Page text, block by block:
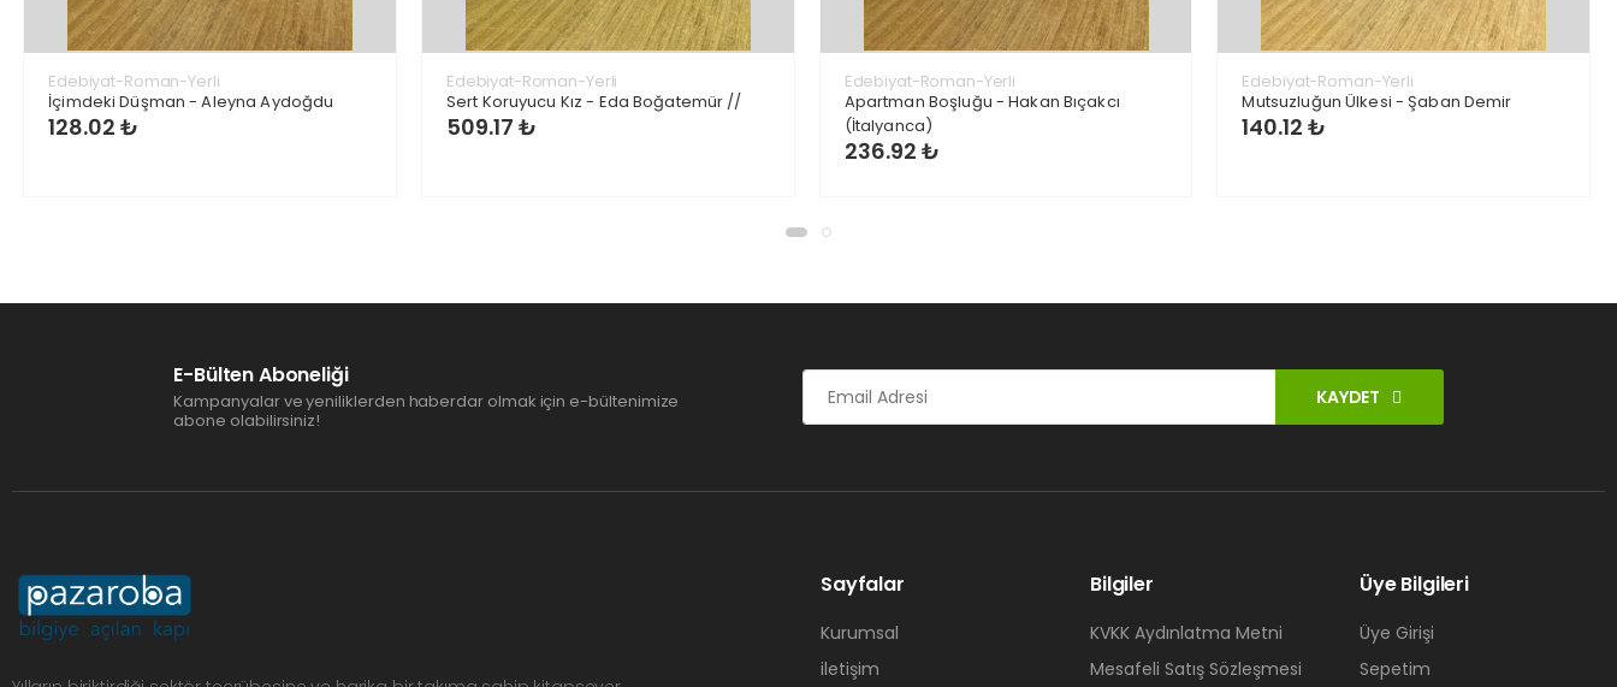
Edebiyat-Roman-Yerli
İçimdeki Düşman - Aleyna Aydoğdu
128.02 ₺
Edebiyat-Roman-Yerli
Sert Koruyucu Kız - Eda Boğatemür //
509.17 ₺
Edebiyat-Roman-Yerli
Apartman Boşluğu - Hakan Bıçakcı
(İtalyanca)
236.92 ₺
Edebiyat-Roman-Yerli
Mutsuzluğun Ülkesi - Şaban Demir
140.12 ₺
E-Bülten Aboneliği
Kampanyalar ve yeniliklerden haberdar olmak için e-bültenimize
abone olabilirsiniz!
KAYDET
Sayfalar
Kurumsal
iletişim
Bilgiler
KVKK Aydınlatma Metni
Mesafeli Satış Sözleşmesi
Üye Bilgileri
Üye Girişi
Sepetim